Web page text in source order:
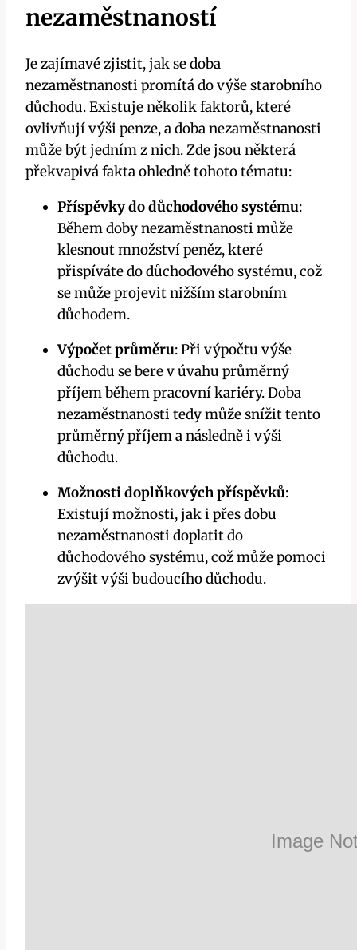
nezaměstnaností
Je zajímavé zjistit, jak se doba
nezaměstnanosti promítá do výše starobního
důchodu. Existuje několik faktorů, které
ovlivňují výši penze, a doba nezaměstnanosti
může být jedním z nich. Zde jsou některá
překvapivá fakta ohledně tohoto tématu:
Příspěvky do důchodového systému:
Během doby nezaměstnanosti může
klesnout množství peněz, které
přispíváte do důchodového systému, což
se může projevit nižším starobním
důchodem.
Výpočet průměru: Při výpočtu výše
důchodu se bere v úvahu průměrný
příjem během pracovní kariéry. Doba
nezaměstnanosti tedy může snížit tento
průměrný příjem a následně i výši
důchodu.
Možnosti doplňkových příspěvků:
Existují možnosti, jak i přes dobu
nezaměstnanosti doplatit do
důchodového systému, což může pomoci
zvýšit výši budoucího důchodu.